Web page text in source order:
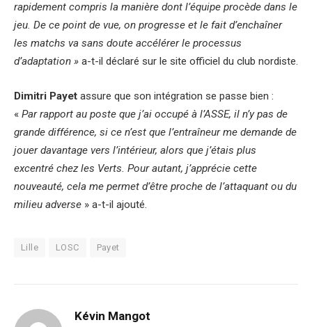
rapidement compris la manière dont l’équipe procède dans le
jeu. De ce point de vue, on progresse et le fait d’enchaîner
les matchs va sans doute accélérer le processus
d’adaptation » a-t-il déclaré sur le site officiel du club nordiste.
Dimitri Payet assure que son intégration se passe bien :
« Par rapport au poste que j’ai occupé à l’ASSE, il n’y pas de
grande différence, si ce n’est que l’entraîneur me demande de
jouer davantage vers l’intérieur, alors que j’étais plus
excentré chez les Verts. Pour autant, j’apprécie cette
nouveauté, cela me permet d’être proche de l’attaquant ou du
milieu adverse » a-t-il ajouté.
Lille LOSC Payet
Kévin Mangot